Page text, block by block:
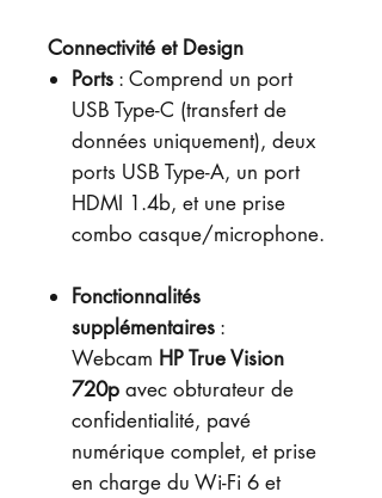
Connectivité et Design
Ports : Comprend un port
USB Type-C (transfert de
données uniquement), deux
ports USB Type-A, un port
HDMI 1.4b, et une prise
combo casque/microphone.
Fonctionnalités
supplémentaires :
Webcam HP True Vision
720p avec obturateur de
confidentialité, pavé
numérique complet, et prise
en charge du Wi-Fi 6 et